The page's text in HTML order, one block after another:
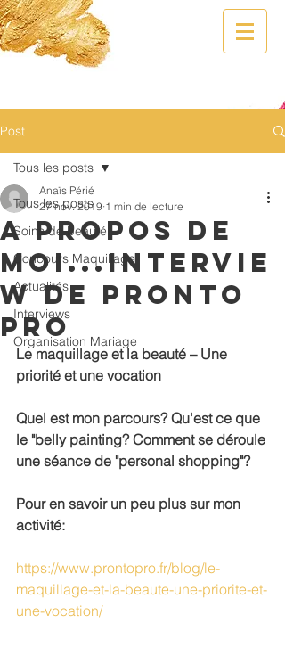
Post
Tous les posts
Soins de beauté
Concours Maquillage
Actualités
Interviews
Organisation Mariage
Tous les posts
A propos de
moi...Intervie
w de Pronto
Pro
Anaïs Périé
27 nov. 2019 1 min de lecture
Le maquillage et la beauté – Une
priorité et une vocation
Quel est mon parcours? Qu'est ce que
le "belly painting? Comment se déroule
une séance de "personal shopping"?
Pour en savoir un peu plus sur mon
activité:
https://www.prontopro.fr/blog/le-
maquillage-et-la-beaute-une-priorite-et-
une-vocation/